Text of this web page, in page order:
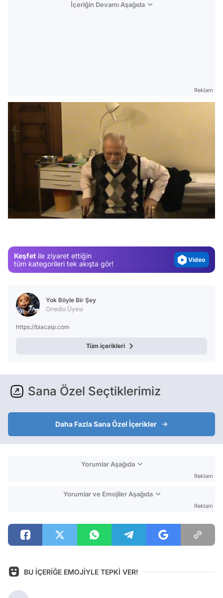
İçeriğin Devamı Aşağıda
Reklam
Keşfet ile ziyaret ettiğin
tüm kategorileri tek akışta gör!
Video
Video
Yok Böyle Bir Şey
Onedio Üyesi
https://biacaip.com
Tüm içerikleri
Sana Özel Seçtiklerimiz
Daha Fazla Sana Özel İçerikler
Yorumlar Aşağıda
Reklam
Yorumlar ve Emojiler Aşağıda
Reklam
BU İÇERİĞE EMOJİYLE TEPKİ VER!